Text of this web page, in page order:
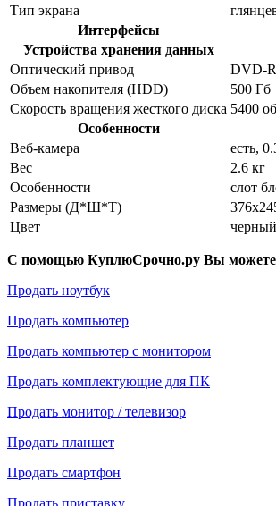
Тип экрана
Интерфейсы
Устройства хранения данных
Оптический привод
DVD-
Объем накопителя (HDD)
500 Гб
Скорость вращения жесткого диска 5400
Особенности
Веб-камера
есть,
Вес
2.6 кг
Особенности
слот
Размеры (Д*Ш*Т)
Цвет
черный
С помощью КуплюСрочно.ру Вы можете
Продать ноутбук
Продать компьютер
Продать компьютер с монитором
Продать комплектующие для ПК
Продать монитор / телевизор
Продать планшет
Продать смартфон
Продать приставку